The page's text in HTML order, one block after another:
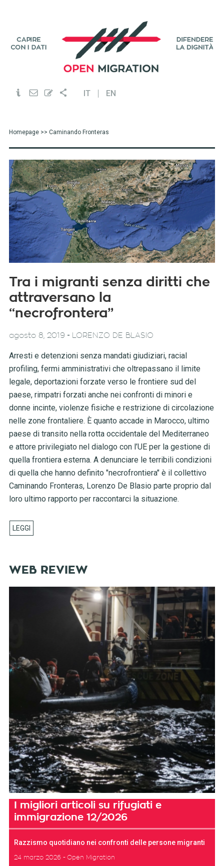
IT EN
Homepage>> Caminando Fronteras
Tra i migranti senza diritti che
attraversano la
“necrofrontera”
agosto 8, 2019 - LORENZO DE BLASIO
Arresti e detenzioni senza mandati giudiziari, racial
profiling, fermi amministrativi che oltrepassano il limite
legale, deportazioni forzate verso le frontiere sud del
paese, rimpatri forzati anche nei confronti di minori e
donne incinte, violenze fisiche e restrizione di circolazione
nelle zone frontaliere. È quanto accade in Marocco, ultimo
paese di transito nella rotta occidentale del Mediterraneo
e attore privilegiato nel dialogo con l’UE per la gestione di
quella frontiera esterna. A denunciare le terribili condizioni
di quella che hanno definito "necrofrontiera" è il collettivo
Caminando Fronteras, Lorenzo De Blasio parte proprio dal
loro ultimo rapporto per raccontarci la situazione.
WEB REVIEW
I migliori articoli su rifugiati e
immigrazione 12/2026
Razzismo quotidiano nei confronti delle persone migranti
24 marzo 2026 Open Migration